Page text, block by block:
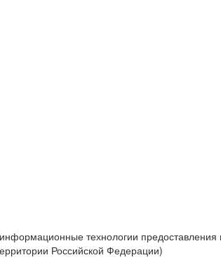
технологии
Российской Федерации)